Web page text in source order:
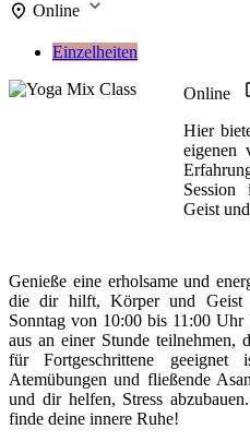
Online
Einzelheiten
Online
Hier
eigenen
Session
Geist
Genieße eine erholsame und
die dir hilft, Körper und Geist
Sonntag von 10:00 bis 11:00
aus an einer Stunde teilnehmen,
für Fortgeschrittene geeignet
Atemübungen und fließende
und dir helfen, Stress
finde deine innere Ruhe!